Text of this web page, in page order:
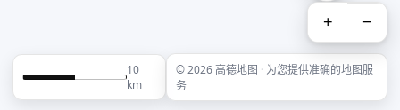
+ −
10
km
© 2026 高德地图 · 为您提供准确的地图服
务